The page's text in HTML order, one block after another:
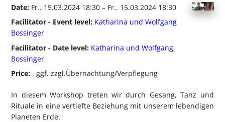
Date: Fr.. 15.03.2024 18:30 – Fr.. 15.03.2024 18:30
Facilitator - Event level: Katharina und Wolfgang
Bossinger
Facilitator - Date level: Katharina und Wolfgang
Bossinger
Price: , ggf. zzgl.Übernachtung/Verpflegung
In diesem Workshop treten wir durch Gesang, Tanz und
Rituale in eine vertiefte Beziehung mit unserem lebendigen
Planeten Erde.